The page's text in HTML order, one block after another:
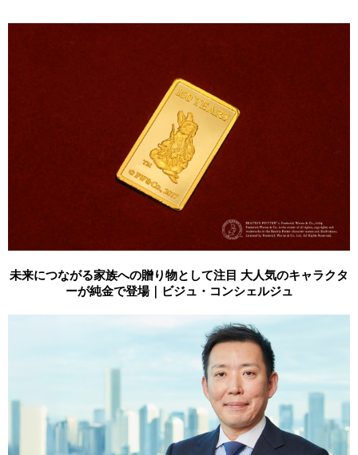
未来につながる家族への贈り物として注目 大人気のキャラクタ
ーが純金で登場｜ビジュ・コンシェルジュ